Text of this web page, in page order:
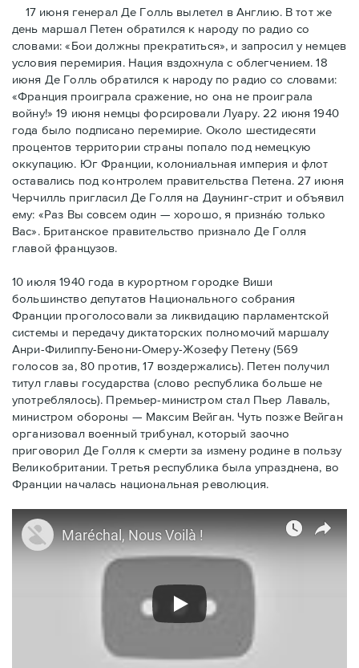
17 июня генерал Де Голль вылетел в Англию. В тот же
день маршал Петен обратился к народу по радио со
словами: «Бои должны прекратиться», и запросил у немцев
условия перемирия. Нация вздохнула с облегчением. 18
июня Де Голль обратился к народу по радио со словами:
«Франция проиграла сражение, но она не проиграла
войну!» 19 июня немцы форсировали Луару. 22 июня 1940
года было подписано перемирие. Около шестидесяти
процентов территории страны попало под немецкую
оккупацию. Юг Франции, колониальная империя и флот
оставались под контролем правительства Петена. 27 июня
Черчилль пригласил Де Голля на Даунинг-стрит и объявил
ему: «Раз Вы совсем один — хорошо, я признáю только
Вас». Британское правительство признало Де Голля
главой французов.
10 июля 1940 года в курортном городке Виши
большинство депутатов Национального собрания
Франции проголосовали за ликвидацию парламентской
системы и передачу диктаторских полномочий маршалу
Анри-Филиппу-Бенони-Омеру-Жозефу Петену (569
голосов за, 80 против, 17 воздержались). Петен получил
титул главы государства (слово республика больше не
употреблялось). Премьер-министром стал Пьер Лаваль,
министром обороны — Максим Вейган. Чуть позже Вейган
организовал военный трибунал, который заочно
приговорил Де Голля к смерти за измену родине в пользу
Великобритании. Третья республика была упразднена, во
Франции началась национальная революция.